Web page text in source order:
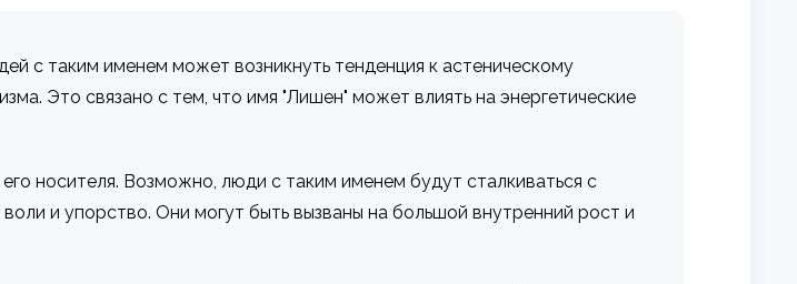
с таким именем может возникнуть тенденция к астеническому
Это связано с тем, что имя "Лишен" может влиять на энергетические
носителя. Возможно, люди с таким именем будут сталкиваться с
и упорство. Они могут быть вызваны на большой внутренний рост и